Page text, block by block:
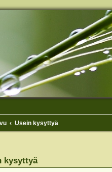
Usein kysyttyä
kysyttyä